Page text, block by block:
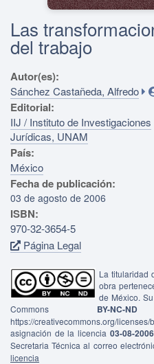
Las
del trabajo
Autor(es):
Sánchez Castañeda, Alfredo
Editorial:
IIJ / Instituto de Investigaciones
Jurídicas, UNAM
País:
México
Fecha de publicación:
03 de agosto de 2006
ISBN:
970-32-3654-5
Página Legal
La titularidad
obra
de México.
Commons BY-
https://creativecommons.org/
asignación de la licencia 03-08-2006
Secretaria Técnica al correo
licencia